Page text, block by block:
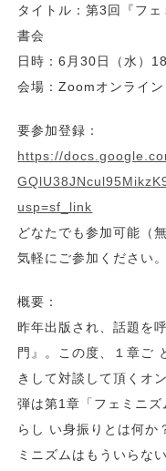
タイトル：第3回『フ
書会
日時：6月30日（水）
会場：Zoomオンライン
要参加登録：
https://
usp=sf_link
どなたでも参加可能（
気軽にご参加ください。
概要：
昨年出版され、話題を
門』。この度、１章ご
きして対談して頂くオ
弾は第1章「フェミニ
らし い身振りとは何か
ミニズムはもういらな